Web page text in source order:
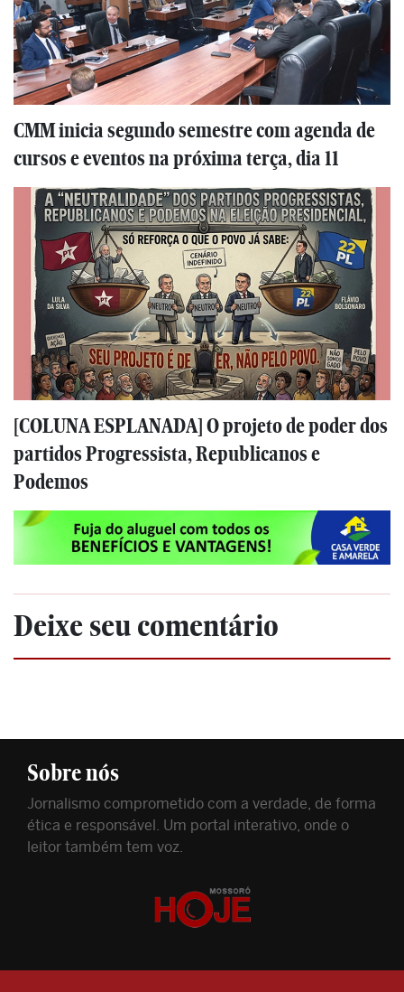
CMM inicia segundo semestre com agenda de
cursos e eventos na próxima terça, dia 11
[COLUNA ESPLANADA] O projeto de poder dos
partidos Progressista, Republicanos e
Podemos
Deixe seu comentário
Sobre nós
Jornalismo comprometido com a verdade, de forma
ética e responsável. Um portal interativo, onde o
leitor também tem voz.